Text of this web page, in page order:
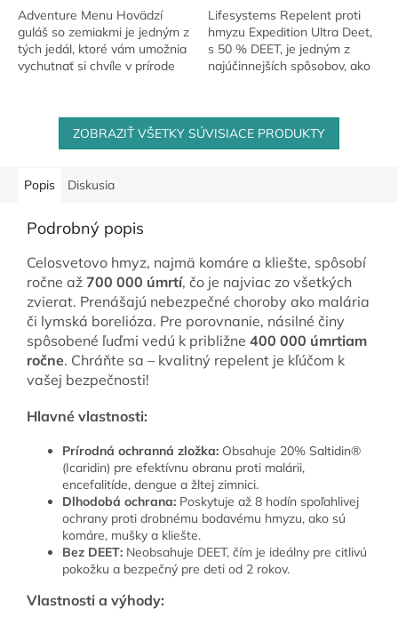
Adventure Menu Hovädzí
guláš so zemiakmi je jedným z
tých jedál, ktoré vám umožnia
vychutnať si chvíle v prírode
Lifesystems Repelent proti
hmyzu Expedition Ultra Deet,
s 50 % DEET, je jedným z
najúčinnejších spôsobov, ako
ZOBRAZIŤ VŠETKY SÚVISIACE PRODUKTY
Popis Diskusia
Podrobný popis
Celosvetovo hmyz, najmä komáre a kliešte, spôsobí
ročne až 700 000 úmrtí, čo je najviac zo všetkých
zvierat. Prenášajú nebezpečné choroby ako malária
či lymská borelióza. Pre porovnanie, násilné činy
spôsobené ľuďmi vedú k približne 400 000 úmrtiam
ročne. Chráňte sa – kvalitný repelent je kľúčom k
vašej bezpečnosti!
Hlavné vlastnosti:
Prírodná ochranná zložka: Obsahuje 20% Saltidin®
(Icaridin) pre efektívnu obranu proti malárii,
encefalitíde, dengue a žltej zimnici.
Dlhodobá ochrana: Poskytuje až 8 hodín spoľahlivej
ochrany proti drobnému bodavému hmyzu, ako sú
komáre, mušky a kliešte.
Bez DEET: Neobsahuje DEET, čím je ideálny pre citlivú
pokožku a bezpečný pre deti od 2 rokov.
Vlastnosti a výhody: